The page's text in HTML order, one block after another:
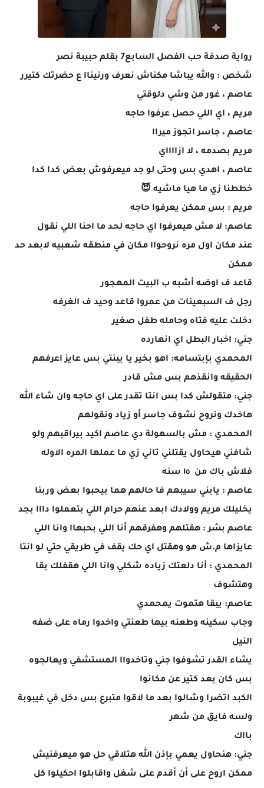
رواية صدفة حب الفصل السابع7 بقلم حبيبة نصر
شخص : والله يباشا مكناش نعرف ورنيناا ع حضرتك كتيرر
عاصم ، غور من وشي دلوقتي
مريم ، اي اللي حصل عرفوا حاجه
عاصم ، جاسر اتجوز ميراا
مريم بصدمه ، لا ازااااي
عاصم ، اهدي بس وحتى لو جد ميعرفوش بعض كدا كدا
خططنا زي ما هيا ماشيه 😈
مريم : بس ممكن يعرفوا حاجه
عاصم: لا مش هيعرفوا اي حاجه لحد ما احنا اللي نقول
عند مكان اول مره نروحواا مكان في منطقه شعبيه لابعد حد
ممكن
قاعد ف اوضه أشبه ب البيت المهجور
رجل ف السبعينات من عمروا قاعد وحيد ف الغرفه
دخلت عليه فتاه وحامله طفل صغير
جني: اخبار البطل اي انهارده
المحمدي بإبتسامه: اهو بخير يا يبنتي بس عايز اعرفهم
الحقيقه وانقذهم بس مش قادر
جني: متقولش كدا بس انتا تقدر على اي حاجه وان شاء الله
هاخدك ونروح نشوف جاسر أو زياد ونقولهم
المحمدي : مش بالسهولة دي عاصم اكيد بيراقبهم ولو
شافني هيحاول يقتلني تاني زي ما عملها المره الاوله
فلاش باك من ١٥ سنه
عاصم : يابني سيبهم فا حالهم هما بيحبوا بعض وربنا
يخليلك مريم وولادك ابعد عنهم حرام اللي بتعملوا دااا بجد
عاصم بشر : هقتلهم وهفرقهم أنا اللي بحبهاا وانا اللي
عايزاها م.ش هو وهقتل اي حك يقف في طريقي حتي لو انتا
المحمدي : أنا دلعتك زياده شكلي وانا اللي هقفلك بقا
وهتشوف
عاصم: يبقا هتموت يمحمدي
وجاب سكينه وطعنه بيها طعنتي واخدوا رماه على ضفه
النيل
يشاء القدر تشوفوا جني وتاخدواا المستشفي ويعالجوه
بس كان بعد كتير عن مكانوا
الكبد اتضرا وشالوا بعد ما لاقوا متبرع بس دخل في غيبوبة
ولسه فايق من شهر
بااك
جني: هنحاول يعمي بإذن الله هتلاقي حل هو ميعرفنيش
ممكن اروح على أن أقدم على شغل واقابلوا احكيلوا كل